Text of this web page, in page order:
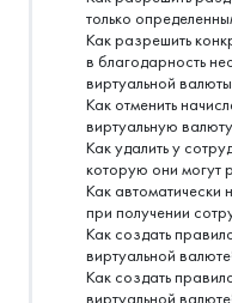
только
Как разрешить
в благодарность
виртуальной
Как отменить
виртуальную
Как удалить у
которую они могут
Как автоматически
при получении
Как создать
виртуальной
Как создать
виртуальной